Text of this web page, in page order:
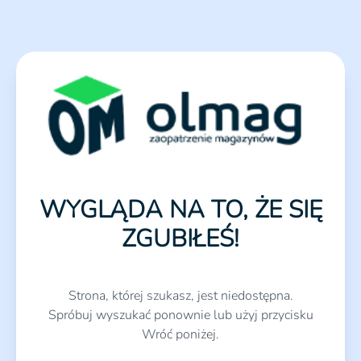
WYGLĄDA NA TO, ŻE SIĘ
ZGUBIŁEŚ!
Strona, której szukasz, jest niedostępna.
Spróbuj wyszukać ponownie lub użyj przycisku
Wróć poniżej.